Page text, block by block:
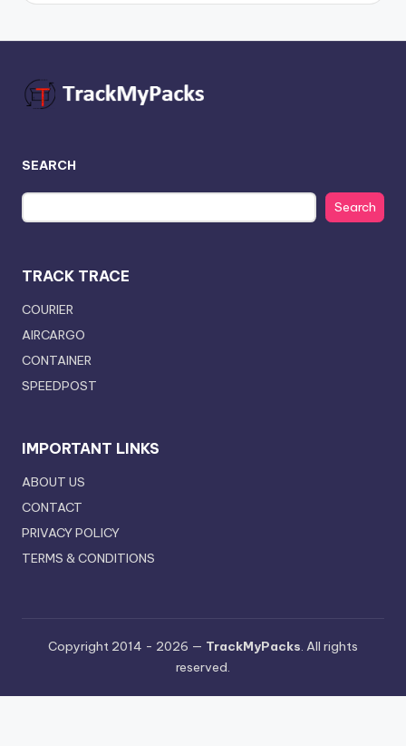
SEARCH
Search
TRACK TRACE
COURIER
AIRCARGO
CONTAINER
SPEEDPOST
IMPORTANT LINKS
ABOUT US
CONTACT
PRIVACY POLICY
TERMS & CONDITIONS
Copyright 2014 - 2026 — TrackMyPacks. All rights
reserved.